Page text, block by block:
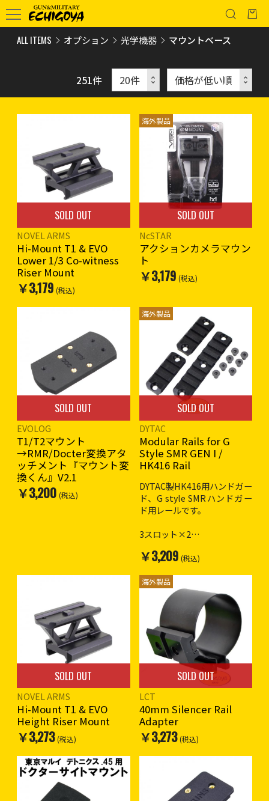
ALL ITEMS オプション 光学機器 マウントベース
251件
SOLD OUT
NOVEL ARMS
Hi-Mount T1 & EVO
Lower 1/3 Co-witness
Riser Mount
￥3,179 (税込)
海外製品
SOLD OUT
NcSTAR
アクションカメラマウン
ト
￥3,179 (税込)
SOLD OUT
EVOLOG
T1/T2マウント
→RMR/Docter変換アタ
ッチメント『マウント変
換くん』V2.1
￥3,200 (税込)
海外製品
SOLD OUT
DYTAC
Modular Rails for G
Style SMR GEN I /
HK416 Rail
DYTAC製HK416用ハンドガー
ド、G style SMRハンドガー
ド用レールです。
3スロット×2
￥3,209 (税込)
SOLD OUT
NOVEL ARMS
Hi-Mount T1 & EVO
Height Riser Mount
￥3,273 (税込)
海外製品
SOLD OUT
LCT
40mm Silencer Rail
Adapter
￥3,273 (税込)